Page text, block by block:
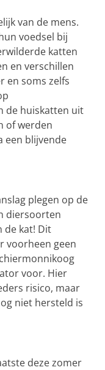
van de mens.
voedsel bij
katten
en verschillen
en soms zelfs
de huiskatten uit
of werden
een blijvende
plegen op de
diersoorten
de kat! Dit
voorheen geen
voor. Hier
risico, maar
niet hersteld is
deze zomer